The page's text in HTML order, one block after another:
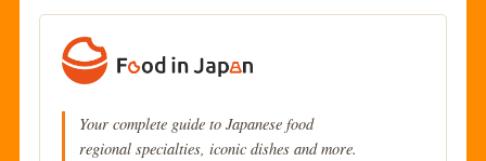
Your complete guide to Japanese food
regional specialties, iconic dishes and more.